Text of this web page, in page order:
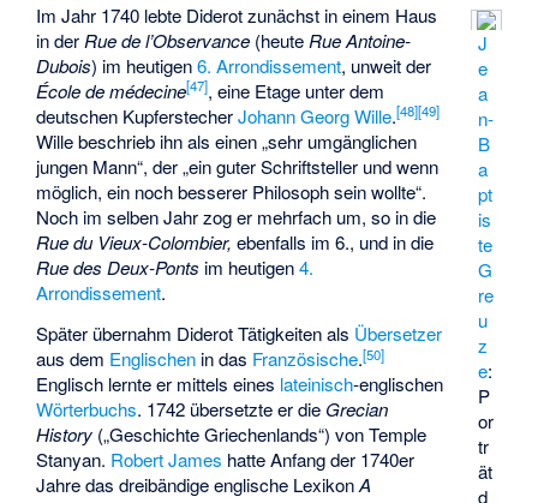
J
e
a
n-
B
a
pt
is
te
G
re
u
z
e:
P
or
tr
ät
d
Im Jahr 1740 lebte Diderot zunächst in einem Haus
in der Rue de l’Observance (heute Rue Antoine-
Dubois) im heutigen6. Arrondissement, unweit der
École de médecine[47], eine Etage unter dem
deutschen KupferstecherJohann Georg Wille.[48][49]
Wille beschrieb ihn als einen „sehr umgänglichen
jungen Mann“, der „ein guter Schriftsteller und wenn
möglich, ein noch besserer Philosoph sein wollte“.
Noch im selben Jahr zog er mehrfach um, so in die
Rue du Vieux-Colombier, ebenfalls im 6., und in die
Rue des Deux-Ponts im heutigen4.
Arrondissement.
Später übernahm Diderot Tätigkeiten als Übersetzer
aus dem Englischen in das Französische.[50]
Englisch lernte er mittels eines lateinisch-englischen
Wörterbuchs. 1742 übersetzte er die Grecian
History („Geschichte Griechenlands“) vonTemple
Stanyan. Robert James hatte Anfang der 1740er
Jahre das dreibändige englische LexikonA